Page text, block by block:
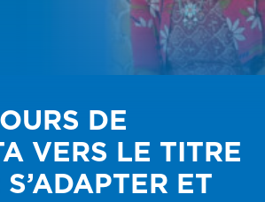
DE
VERS LE TITRE
S’ADAPTER ET